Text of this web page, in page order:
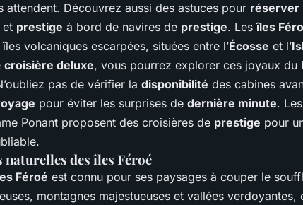
attendent. Découvrez aussi des astuces pour réserver
et prestige à bord de navires de prestige. Lesîles
volcaniques escarpées, situées entre l’Écosse et l’
croisière deluxe, vous pourrez explorer ces joyaux du
pas de vérifier la disponibilité des cabines
pour éviter les surprises de dernière minute. Les
Ponant proposent des croisières de prestige pour
naturelles des îles Féroé
Féroé est connu pour ses paysages à couper le
montagnes majestueuses et vallées verdoyantes,